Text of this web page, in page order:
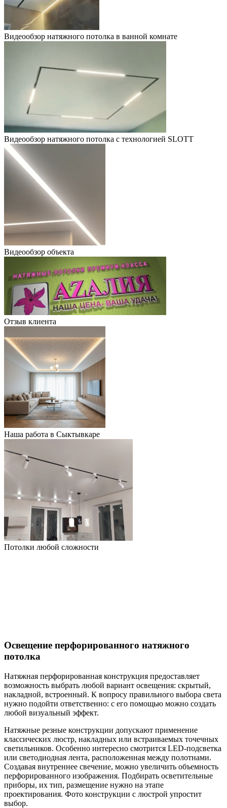
Видеообзор натяжного потолка в ванной комнате
Видеообзор натяжного потолка с технологией SLOTT
Видеообзор объекта
Отзыв клиента
Наша работа в Сыктывкаре
Потолки любой сложности
Освещение перфорированного натяжного
потолка
Натяжная перфорированная конструкция предоставляет
возможность выбрать любой вариант освещения: скрытый,
накладной, встроенный. К вопросу правильного выбора света
нужно подойти ответственно: с его помощью можно создать
любой визуальный эффект.
Натяжные резные конструкции допускают применение
классических люстр, накладных или встраиваемых точечных
светильников. Особенно интересно смотрится LED-подсветка
или светодиодная лента, расположенная между полотнами.
Создавая внутреннее свечение, можно увеличить объемность
перфорированного изображения. Подбирать осветительные
приборы, их тип, размещение нужно на этапе
проектирования. Фото конструкции с люстрой упростит
выбор.